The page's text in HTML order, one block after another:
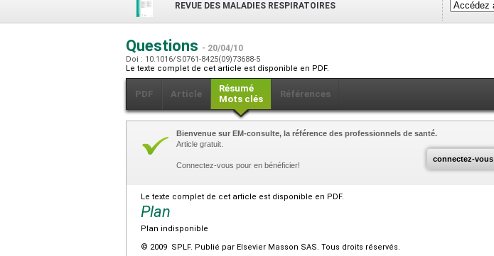
REVUE DES MALADIES RESPIRATOIRES
Questions - 20/04/10
Doi : 10.1016/S0761-8425(09)73688-5
Le texte complet de cet article est disponible en PDF.
PDF Article
Résumé
Mots clés
Références
connectez-vous
Bienvenue sur EM-consulte, la référence des professionnels de santé.
Article gratuit.
Connectez-vous pour en bénéficier!
Le texte complet de cet article est disponible en PDF.
Plan
Plan indisponible
© 2009 SPLF. Publié par Elsevier Masson SAS. Tous droits réservés.